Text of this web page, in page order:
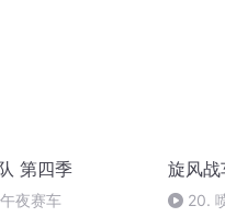
第四季
夜赛车
旋风
20.